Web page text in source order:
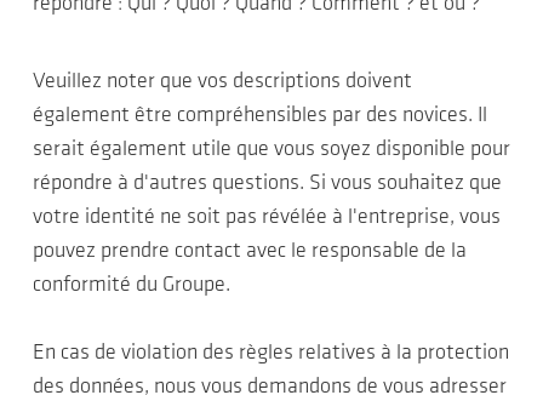
Veuillez noter que vos descriptions doivent
également être compréhensibles par des novices. Il
serait également utile que vous soyez disponible pour
répondre à d'autres questions. Si vous souhaitez que
votre identité ne soit pas révélée à l'entreprise, vous
pouvez prendre contact avec le responsable de la
conformité du Groupe.
En cas de violation des règles relatives à la protection
des données, nous vous demandons de vous adresser